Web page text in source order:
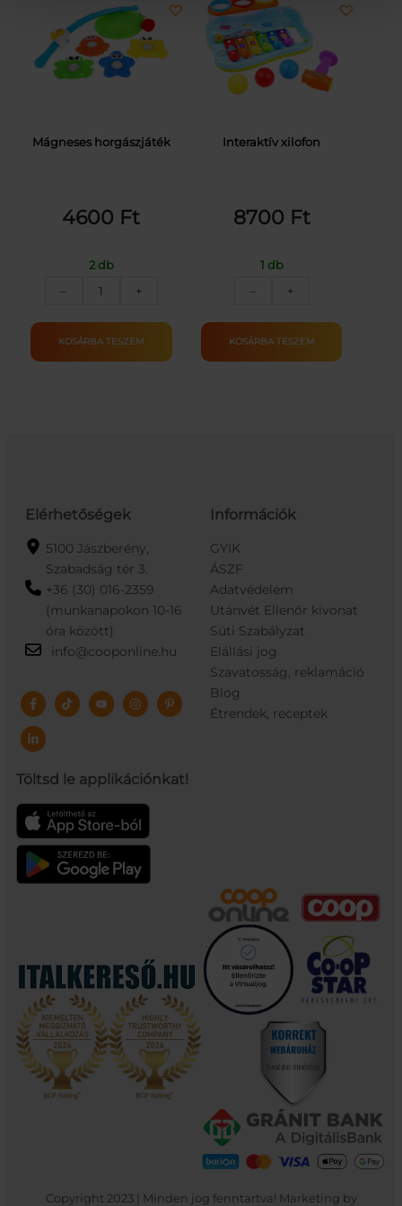
Mágneses horgászjáték
4600 Ft
2 db
–
Mágneses
mennyiség
+
KOSÁRBA TESZEM
Interaktív xilofon
8700 Ft
1 db
–
mennyiség
+
KOSÁRBA TESZEM
Elérhetőségek
5100 Jászberény,
Szabadság tér 3.
+36 (30) 016-2359
(munkanapokon 10-16
óra között)
info@cooponline.hu
Töltsd le applikációnkat!
Információk
GYIK
ÁSZF
Adatvédelem
Utánvét Ellenőr kivonat
Süti Szabályzat
Elállási jog
Szavatosság, reklamáció
Blog
Étrendek, receptek
Copyright 2023 | Minden jog fenntartva! Marketing by